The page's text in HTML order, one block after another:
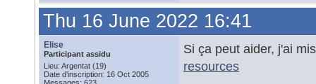
Thu 16 June 2022 16:41
Elise
Participant assidu
Lieu: Argentat (19)
Date d'inscription: 16 Oct 2005
Si ça peut aider, j'ai
resources